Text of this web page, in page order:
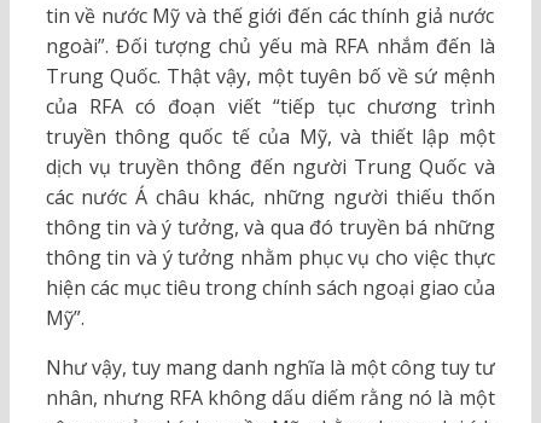
tin về nước Mỹ và thế giới đến các thính giả nước
ngoài”. Đối tượng chủ yếu mà RFA nhắm đến là
Trung Quốc. Thật vậy, một tuyên bố về sứ mệnh
của RFA có đoạn viết “tiếp tục chương trình
truyền thông quốc tế của Mỹ, và thiết lập một
dịch vụ truyền thông đến người Trung Quốc và
các nước Á châu khác, những người thiếu thốn
thông tin và ý tưởng, và qua đó truyền bá những
thông tin và ý tưởng nhằm phục vụ cho việc thực
hiện các mục tiêu trong chính sách ngoại giao của
Mỹ”.
Như vậy, tuy mang danh nghĩa là một công tuy tư
nhân, nhưng RFA không dấu diếm rằng nó là một